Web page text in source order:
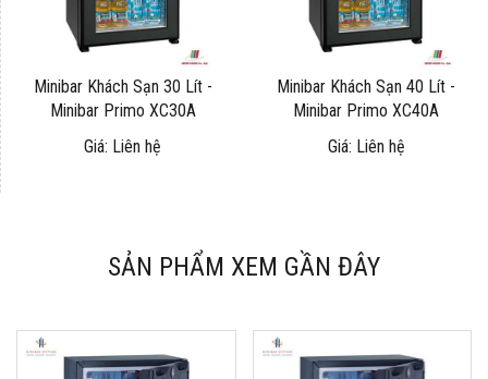
Minibar Khách Sạn 30 Lít -
Minibar Primo XC30A
Giá: Liên hệ
Minibar Khách Sạn 40 Lít -
Minibar Primo XC40A
Giá: Liên hệ
SẢN PHẨM XEM GẦN ĐÂY